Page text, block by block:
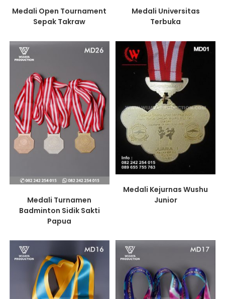
Medali Open Tournament
Sepak Takraw
Medali Universitas
Terbuka
Medali Turnamen
Badminton Sidik Sakti
Papua
Medali Kejurnas Wushu
Junior